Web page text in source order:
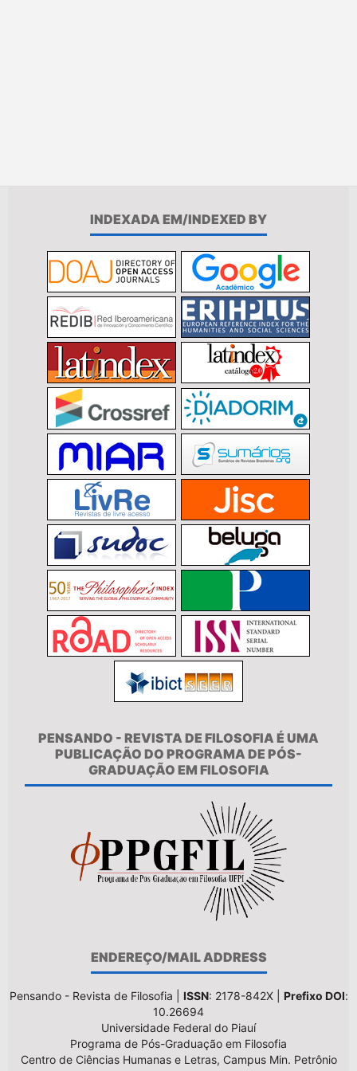
INDEXADA EM/INDEXED BY
PENSANDO - REVISTA DE FILOSOFIA É UMA
PUBLICAÇÃO DO PROGRAMA DE PÓS-
GRADUAÇÃO EM FILOSOFIA
ENDEREÇO/MAIL ADDRESS
Pensando - Revista de Filosofia | ISSN: 2178-842X | Prefixo DOI:
10.26694
Universidade Federal do Piauí
Programa de Pós-Graduação em Filosofia
Centro de Ciências Humanas e Letras, Campus Min. Petrônio